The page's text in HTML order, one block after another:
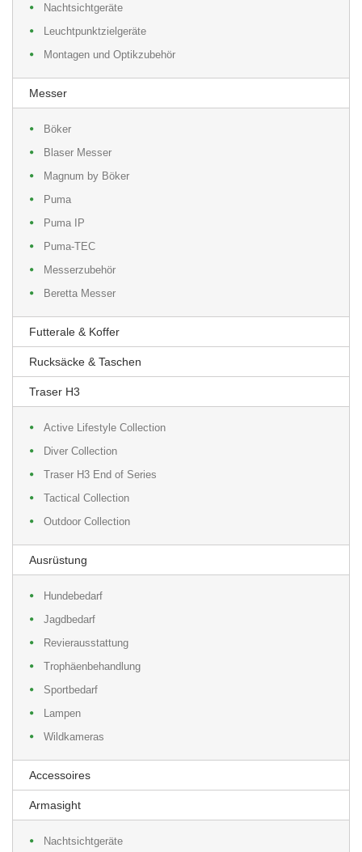
Nachtsichtgeräte
Leuchtpunktzielgeräte
Montagen und Optikzubehör
Messer
Böker
Blaser Messer
Magnum by Böker
Puma
Puma IP
Puma-TEC
Messerzubehör
Beretta Messer
Futterale & Koffer
Rucksäcke & Taschen
Traser H3
Active Lifestyle Collection
Diver Collection
Traser H3 End of Series
Tactical Collection
Outdoor Collection
Ausrüstung
Hundebedarf
Jagdbedarf
Revierausstattung
Trophäenbehandlung
Sportbedarf
Lampen
Wildkameras
Accessoires
Armasight
Nachtsichtgeräte